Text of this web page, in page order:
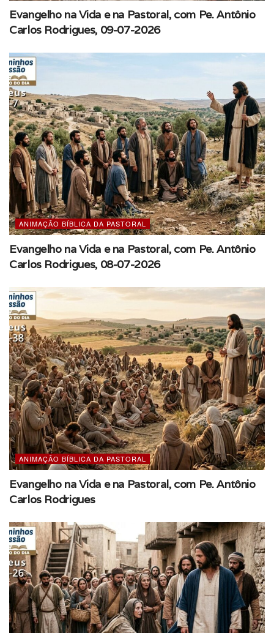
Evangelho na Vida e na Pastoral, com Pe. Antônio
Carlos Rodrigues, 09-07-2026
ANIMAÇÃO BÍBLICA DA PASTORAL
Evangelho na Vida e na Pastoral, com Pe. Antônio
Carlos Rodrigues, 08-07-2026
ANIMAÇÃO BÍBLICA DA PASTORAL
Evangelho na Vida e na Pastoral, com Pe. Antônio
Carlos Rodrigues